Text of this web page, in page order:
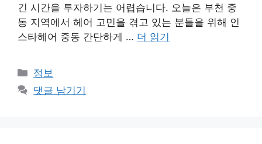
긴 시간을 투자하기는 어렵습니다. 오늘은 부천 중
동 지역에서 헤어 고민을 겪고 있는 분들을 위해 인
스타헤어 중동 간단하게 … 더 읽기
카
테
고
정보
댓글 남기기